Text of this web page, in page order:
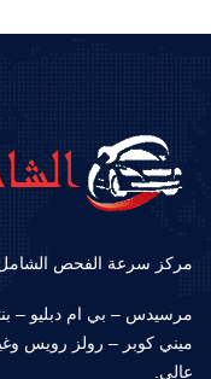
مركز سرعة الفحص الشامل
مرسيدس – بي ام دبليو –
ميني كوبر – رولز رويس
عالي.